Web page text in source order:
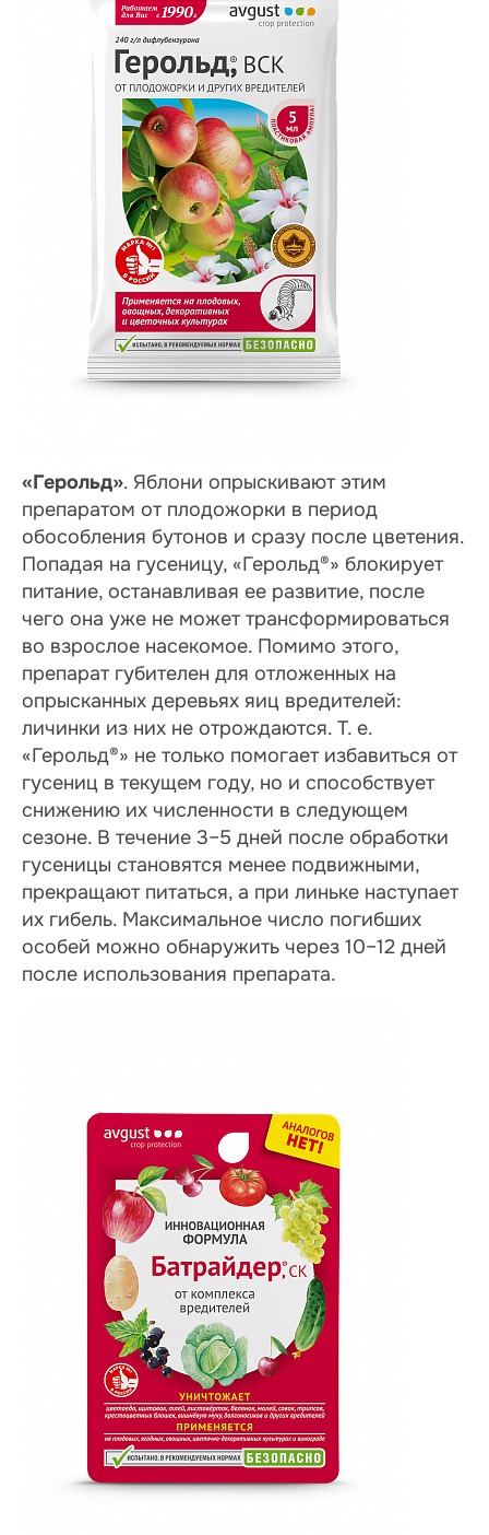
«Герольд». Яблони опрыскивают этим
препаратом от плодожорки в период
обособления бутонов и сразу после цветения.
Попадая на гусеницу, «Герольд®» блокирует
питание, останавливая ее развитие, после
чего она уже не может трансформироваться
во взрослое насекомое. Помимо этого,
препарат губителен для отложенных на
опрысканных деревьях яиц вредителей:
личинки из них не отрождаются. Т. е.
«Герольд®» не только помогает избавиться от
гусениц в текущем году, но и способствует
снижению их численности в следующем
сезоне. В течение 3–5 дней после обработки
гусеницы становятся менее подвижными,
прекращают питаться, а при линьке наступает
их гибель. Максимальное число погибших
особей можно обнаружить через 10–12 дней
после использования препарата.